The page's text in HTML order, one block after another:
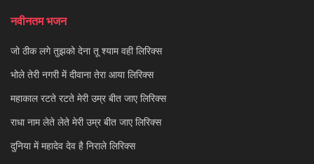
नवीनतम भजन
जो ठीक लगे तुझको देना तू श्याम वही लिरिक्स
भोले तेरी नगरी में दीवाना तेरा आया लिरिक्स
महाकाल रटते रटते मेरी उम्र बीत जाए लिरिक्स
राधा नाम लेते लेते मेरी उम्र बीत जाए लिरिक्स
दुनिया में महादेव देव है निराले लिरिक्स